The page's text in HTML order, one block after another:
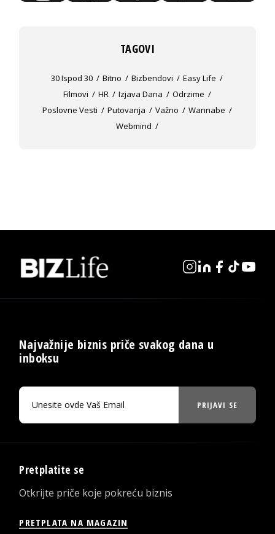
TAGOVI
30 Ispod 30 Bitno Bizbendovi
Easy Life
Filmovi
HR Izjava Dana
Odrzime
Poslovne Vesti
Putovanja Važno
Wannabe
Webmind
Najvažnije biznis priče svakog dana u
inboksu
PRIJAVI SE
Pretplatite se
Otkrijte priče koje pokreću biznis
PRETPLATA NA MAGAZIN